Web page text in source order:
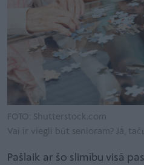
FOTO: Shutterstock.com
Vai ir viegli būt senioram? Jā,
Pašlaik ar šo slimību visā